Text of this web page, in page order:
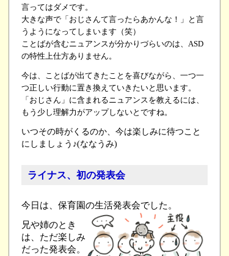
言ってはダメです。
大きな声で「おじさんて言ったらあかんな！」と言
うようになってしまいます（笑）
ことばが含むニュアンスが分かりづらいのは、ASD
の特性上仕方ありません。
今は、ことばが出てきたことを喜びながら、一つ一
つ正しい行動に置き換えていきたいと思います。
「おじさん」に含まれるニュアンスを教えるには、
もう少し理解力がアップしないとですね。
いつその時がくるのか、今は楽しみに待つこと
にしましょう♪(ななうみ)
ライナス、初の発表会
今日は、保育園の生活発表会でした。
兄や姉のとき
は、ただ楽しみ
だった発表会。